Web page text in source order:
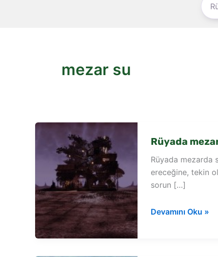
mezar su
Rüyada
Rüyada mezarda
ereceğine, tekin
sorun […]
Rüyada
Devamını Oku »